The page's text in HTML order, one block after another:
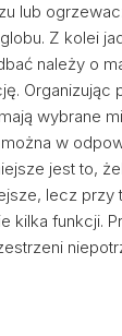
lub
Z kolei
należy o
Organizując
wybrane
w
jest to,
lecz przy
kilka funkcji.